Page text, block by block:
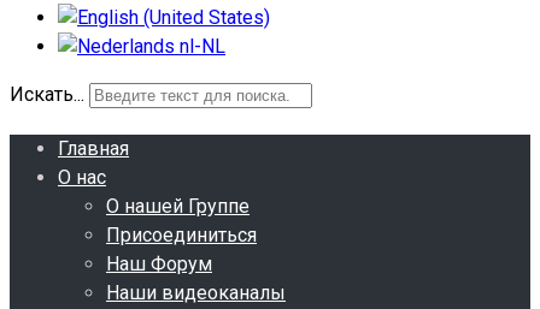
Искать...
Главная
О нас
О нашей Группе
Присоединиться
Наш Форум
Наши видеоканалы